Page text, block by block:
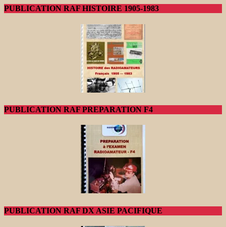
PUBLICATION RAF HISTOIRE 1905-1983
PUBLICATION RAF PREPARATION F4
PUBLICATION RAF DX ASIE PACIFIQUE